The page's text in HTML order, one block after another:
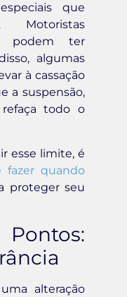
que
Motoristas
podem ter
algumas
à cassação
a suspensão,
todo o
esse limite, é
fazer quando
proteger seu
alteração